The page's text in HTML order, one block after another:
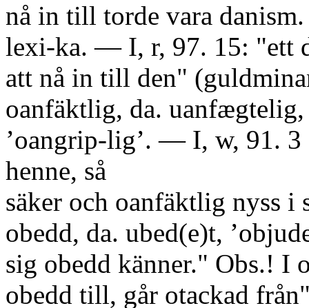
nå in till torde vara
lexi-ka. — I, r, 97. 15: "ett
att nå in till den"
oanfäktlig, da. uanfægtelig,
’oangrip-lig’. — I, w, 91.
henne, så
säker och oanfäktlig nyss i
obedd, da. ubed(e)t,
sig obedd känner." Obs.! I
obedd till, går otackad